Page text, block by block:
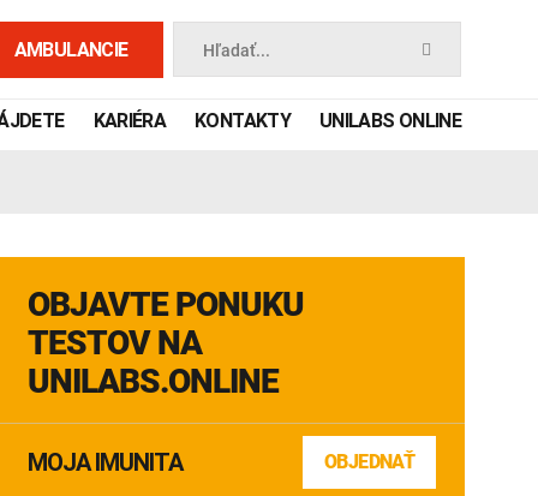
AMBULANCIE Hľadať...
príručka
KARIÉRA KONTAKTY UNILABS ONLINE
OBJAVTE PONUKU
TESTOV NA
UNILABS.ONLINE
MOJA IMUNITA OBJEDNAŤ